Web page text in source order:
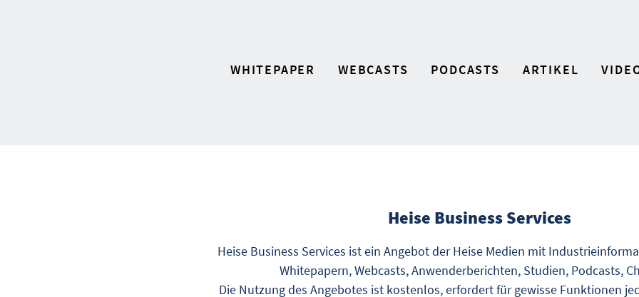
WHITEPAPER WEBCASTS PODCASTS ARTIKEL
Heise Business Services
Heise Business Services ist ein Angebot der Heise Medien mit
Whitepapern, Webcasts, Anwenderberichten, Studien, Podcasts,
Die Nutzung des Angebotes ist kostenlos, erfordert für gewisse Funktionen